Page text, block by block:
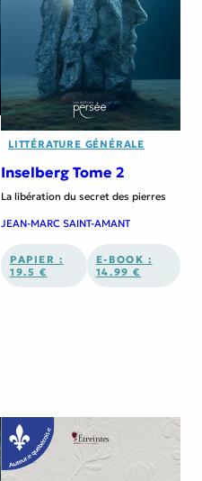
LITTÉRATURE GÉNÉRALE
Inselberg Tome 2
La libération du secret des pierres
JEAN-MARC SAINT-AMANT
PAPIER :
19.5 €
E-BOOK :
14.99 €